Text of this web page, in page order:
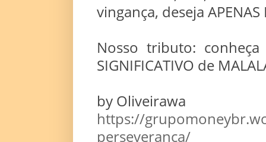
vingança, deseja
Nosso tributo:
SIGNIFICATIVO de
by Oliveirawa
https://
perseveranca/